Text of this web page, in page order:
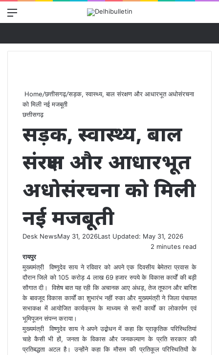
Menu
Home/छत्तीसगढ़/सड़क, स्वास्थ्य, बाल संरक्षण और आधारभूत अधोसंरचना
को मिली नई मजबूती
छत्तीसगढ़
सड़क, स्वास्थ्य, बाल
संरक्षण और आधारभूत
अधोसंरचना को मिली
नई मजबूती
Desk NewsMay 31, 2026Last Updated: May 31, 2026
2 minutes read
रायपुर
मुख्यमंत्री विष्णुदेव साय ने रविवार को अपने एक दिवसीय बेमेतरा प्रवास के
दौरान जिले को 105 करोड़ 4 लाख 69 हजार रुपये के विकास कार्यों की बड़ी
सौगात दी। विशेष बात यह रही कि अचानक आए अंधड़, तेज तूफान और बारिश
के बावजूद विकास कार्यों का शुभारंभ नहीं रुका और मुख्यमंत्री ने जिला पंचायत
सभाकक्ष में आयोजित कार्यक्रम के माध्यम से सभी कार्यों का लोकार्पण एवं
भूमिपूजन संपन्न कराया।
मुख्यमंत्री विष्णुदेव साय ने अपने उद्बोधन में कहा कि प्राकृतिक परिस्थितियां
चाहे कैसी भी हों, जनता के विकास और जनकल्याण के प्रति सरकार की
प्रतिबद्धता अटल है। उन्होंने कहा कि मौसम की प्रतिकूल परिस्थितियों के